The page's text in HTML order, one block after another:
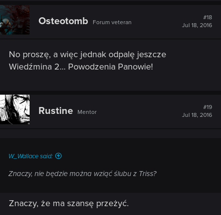
Osteotomb Forum veteran
#18
Jul 18, 2016
No proszę, a więc jednak odpalę jeszcze
Wiedźmina 2... Powodzenia Panowie!
Rustine Mentor
#19
Jul 18, 2016
W_Wallace said:
Znaczy, nie będzie można wziąć ślubu z Triss?
Znaczy, że ma szansę przeżyć.